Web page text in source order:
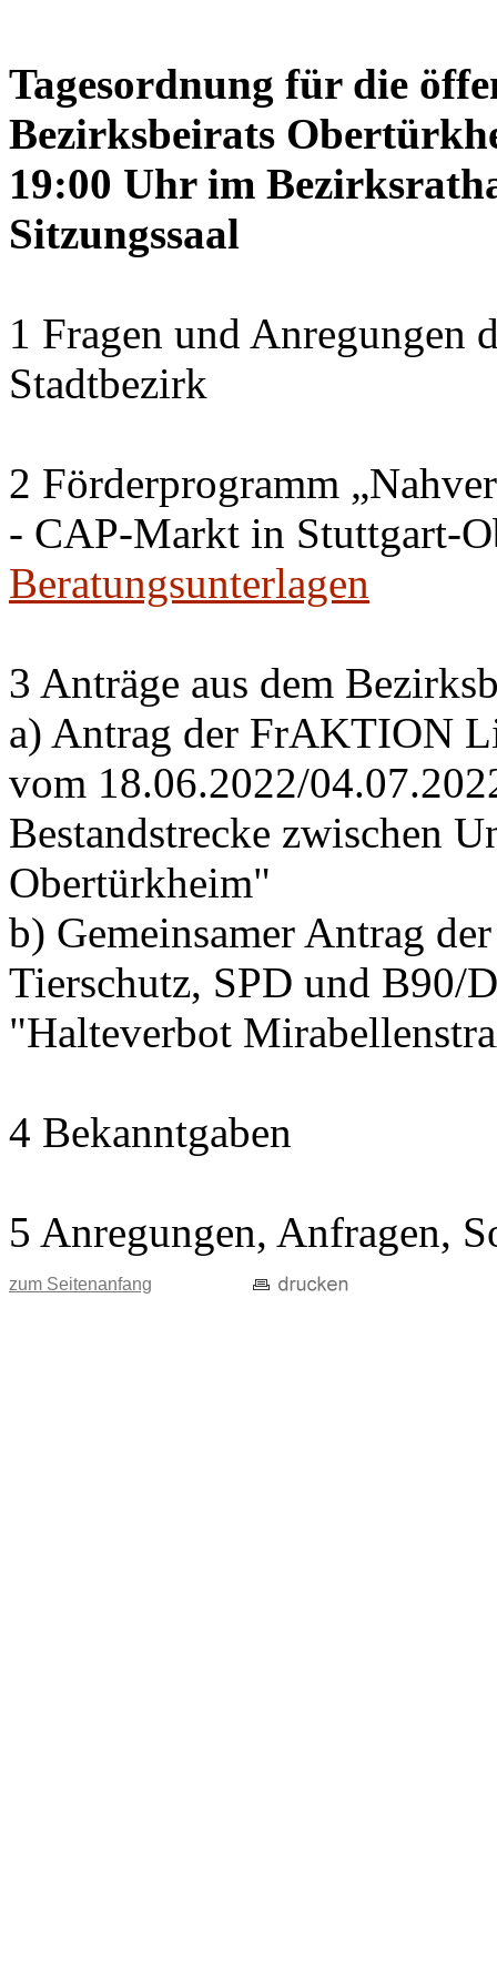
Tagesordnung für die
Bezirksbeirats
19:00 Uhr im
Sitzungssaal
1 Fragen und Anregungen
Stadtbezirk
2 Förderprogramm
- CAP-Markt in Stuttgart-
Beratungsunterlagen
3 Anträge aus dem
a) Antrag der FrAKTION
vom 18.06.2022/
Bestandstrecke zwischen
Obertürkheim"
b) Gemeinsamer Antrag
Tierschutz, SPD und B90/
"Halteverbot
4 Bekanntgaben
5 Anregungen, Anfragen,
zum Seitenanfang